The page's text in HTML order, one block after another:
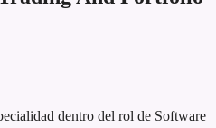
dentro del rol de Software